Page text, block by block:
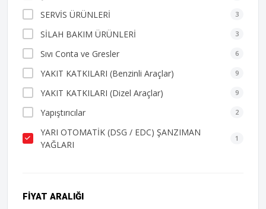
SERVİS ÜRÜNLERİ 3
SİLAH BAKIM ÜRÜNLERİ 3
Sıvı Conta ve Gresler 6
YAKIT KATKILARI (Benzinli Araçlar) 9
YAKIT KATKILARI (Dizel Araçlar) 9
Yapıştırıcılar 2
YARI OTOMATİK (DSG / EDC) ŞANZIMAN
YAĞLARI
1
FIYAT ARALIĞI